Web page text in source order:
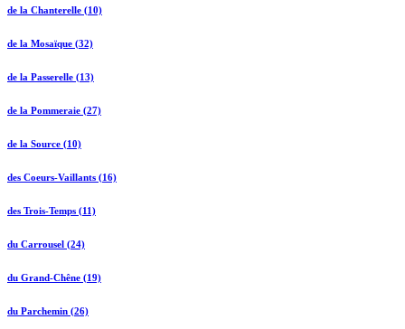
de la Chanterelle (10)
de la Mosaïque (32)
de la Passerelle (13)
de la Pommeraie (27)
de la Source (10)
des Coeurs-Vaillants (16)
des Trois-Temps (11)
du Carrousel (24)
du Grand-Chêne (19)
du Parchemin (26)